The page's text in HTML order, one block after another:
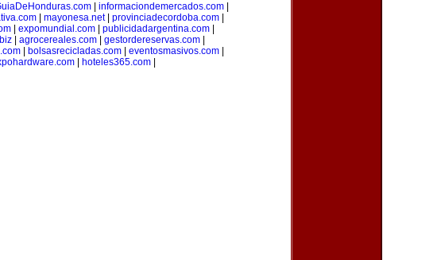
| informaciondemercados.com|
mayonesa.net| provinciadecordoba.com
expomundial.com publicidadargentina.com
| agrocereales.com| gestordereservas.com|
bolsasrecicladas.com eventosmasivos.com
| hoteles365.com|